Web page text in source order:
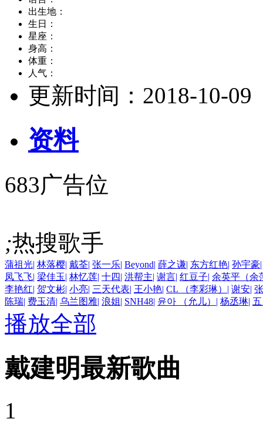
出生地：
生日：
星座：
身高：
体重：
人气：
更新时间： 2018-10-09
资料
683广告位
;热搜歌手
蒲祖光| 林落樱| 戴荃| 张一乐| Beyond| 薛之谦| 东方红艳| 孙宇豪|
凤飞飞| 梁佳玉| 林忆莲| 十四| 洪帮主| 谢言| 红豆子| 余英平（余
李艳红| 贺文彬| 小亮| 三天代表| 王小艳| CL （李彩琳） | 谢安|
陈瑞| 费玉清| 乌兰图雅| 浪姐| SNH48| 윤아 （允儿） | 杨丞琳|
播放全部
戴建明最新歌曲
1